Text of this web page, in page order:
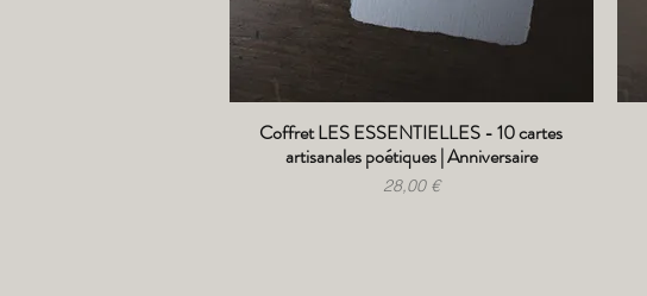
Aperçu rapide
Coffret LES ESSENTIELLES - 10 cartes
artisanales poétiques | Anniversaire
Prix
28,00 €